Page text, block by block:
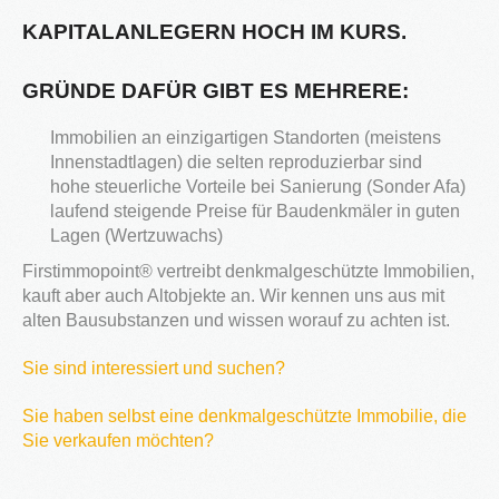
IMMOBILIEN - EIGENTÜMER
Dienstleistungen für Eigentümer von Immobilien
HAUSVERWALTUNG
Hier geht's zur Hausverwaltung
Sie möchten eine denkmalgeschützte Immobilie
verkaufen?
Grundstück VERKAUFEN
Alte Brauerei Moosburg
KAPITALANLEGERN HOCH IM KURS.
GRÜNDE DAFÜR GIBT ES MEHRERE:
Immobilien an einzigartigen Standorten (meistens
Innenstadtlagen) die selten reproduzierbar sind
hohe steuerliche Vorteile bei Sanierung (Sonder Afa)
laufend steigende Preise für Baudenkmäler in guten
Lagen (Wertzuwachs)
Firstimmopoint® vertreibt denkmalgeschützte Immobilien,
kauft aber auch Altobjekte an. Wir kennen uns aus mit
alten Bausubstanzen und wissen worauf zu achten ist.
Sie sind interessiert und suchen?
Sie haben selbst eine denkmalgeschützte Immobilie, die
Sie verkaufen möchten?